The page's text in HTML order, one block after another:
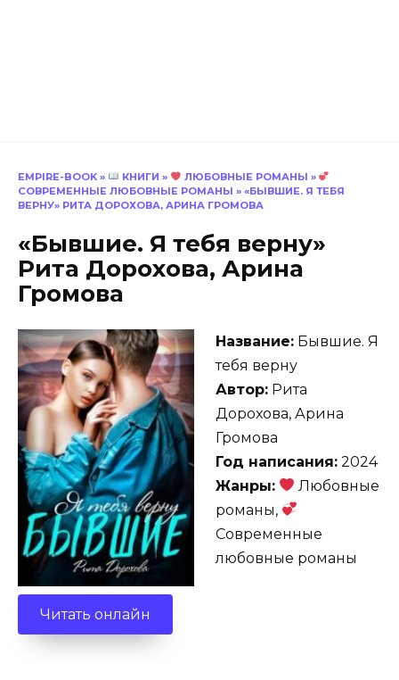
EMPIRE-BOOK » КНИГИ » ЛЮБОВНЫЕ РОМАНЫ »
СОВРЕМЕННЫЕ ЛЮБОВНЫЕ РОМАНЫ » «БЫВШИЕ. Я ТЕБЯ
ВЕРНУ» РИТА ДОРОХОВА, АРИНА ГРОМОВА
«Бывшие. Я тебя верну»
Рита Дорохова, Арина
Громова
Название: Бывшие. Я
тебя верну
Автор: Рита
Дорохова, Арина
Громова
Год написания: 2024
Жанры:
Любовные
романы,
Современные
любовные романы
Читать онлайн